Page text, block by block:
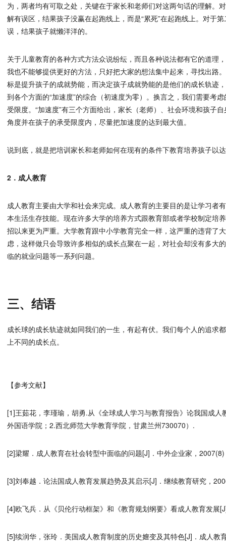
为，两者均有可取之处，关键在于家长和老师们对这两句话的理解。
解有误区，结果孩子没赢在起跑线上，而是“累死”在起跑线上。对于
误，结果孩子就懒洋洋的。
关于儿童教育的各种方式方法众说纷纭，而且各种说法都有它的道理
我也不能够提供更好的方法，只好把大家的想法集中起来，寻找出路
标是提升孩子的成就势能，而决定孩子成就势能的是他们的成长轨迹
到各个方面的“加速度”的综合（初速度为零）。换言之，我们需要考
受限度。“加速度”有三个方面给出，家长（老师）、社会环境和孩子
角度并在孩子的承受限度内，尽量把加速度的达到最大值。
说到底，就是把培训家长和老师如何在现有的条件下教育培养孩子以
2．成人教育
成人教育主要由大学和社会来完成。成人教育的主要目的是让学习者
本生活生存技能。现在许多大学的培养方式跟教育部或者学校制定培
招以来更为严重。大学教育跟中小学教育完全一样，这严重的违背了
虑，这样做只会导致许多相似的成长点聚在一起，对社会却没有多大
临的就业问题等一系列问题。
三、结语
成长球的成长轨迹就如同我们的一生，有起有伏。我们每个人的追求
上不同的成长点。
【参考文献】
[1]王茹花，李瑾瑜，胡勇.从《全球成人学习与教育报告》论我国成
外国语学院；2.西北师范大学教育学院，甘肃兰州730070）.
[2]梁耀．成人教育在社会转型中面临的问题[J]．中外企业家，
[3]刘奉越．论法国成人教育发展趋势及其启示[J]．继续教育研究，
[4]欧飞兵．从《贝伦行动框架》和《教育规划纲要》看成人教育发展
[5]续润华，张玲．美国成人教育制度的历史嬗变及其特色[J]．成人教